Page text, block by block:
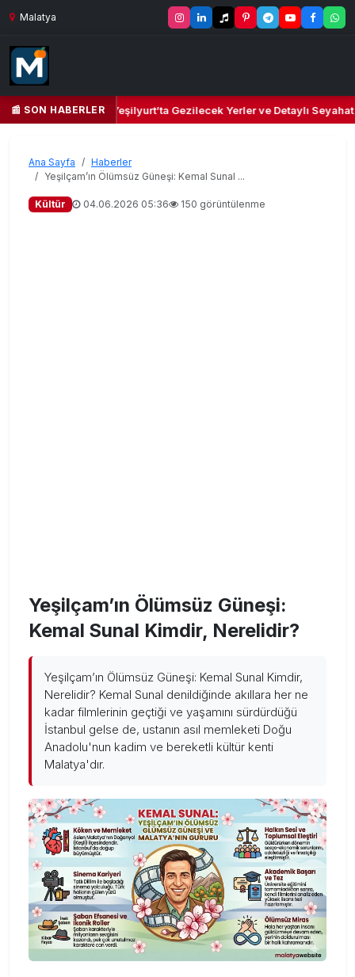
Malatya
📰 SON HABERLER
Kültür Cenneti: Yeşilyurt’ta Gezilecek Yerler ve Detaylı Seyahat
Ana Sayfa
Haberler
Yeşilçam’ın Ölümsüz Güneşi: Kemal Sunal ...
Kültür 04.06.2026 05:36 150 görüntülenme
Yeşilçam’ın Ölümsüz Güneşi:
Kemal Sunal Kimdir, Nerelidir?
Yeşilçam’ın Ölümsüz Güneşi: Kemal Sunal Kimdir,
Nerelidir? Kemal Sunal denildiğinde akıllara her ne
kadar filmlerinin geçtiği ve yaşamını sürdürdüğü
İstanbul gelse de, ustanın asıl memleketi Doğu
Anadolu'nun kadim ve bereketli kültür kenti
Malatya'dır.